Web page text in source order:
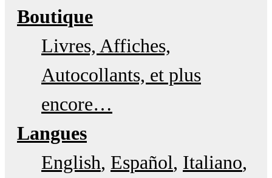
Boutique
Livres, Affiches,
Autocollants, et plus
encore…
Langues
English Español Italiano